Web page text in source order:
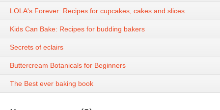
LOLA's Forever: Recipes for cupcakes, cakes and slices
Kids Can Bake: Recipes for budding bakers
Secrets of eclairs
Buttercream Botanicals for Beginners
The Best ever baking book